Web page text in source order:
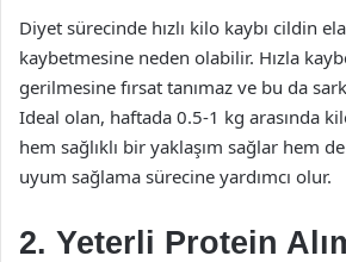
Diyet sürecinde hızlı kilo kaybı cildin
kaybetmesine neden olabilir. Hızla
gerilmesine fırsat tanımaz ve bu da
Ideal olan, haftada 0.5-1 kg arasında
hem sağlıklı bir yaklaşım sağlar hem
uyum sağlama sürecine yardımcı olur.
2. Yeterli Protein